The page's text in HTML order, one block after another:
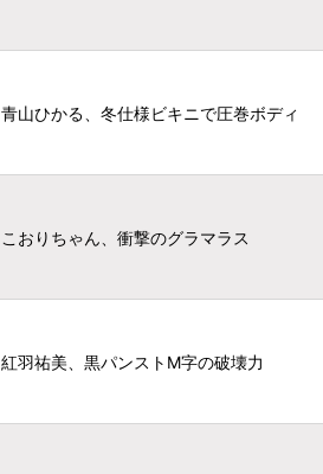
青山ひかる、冬仕様ビキニで圧巻ボディ
こおりちゃん、衝撃のグラマラス
紅羽祐美、黒パンストM字の破壊力